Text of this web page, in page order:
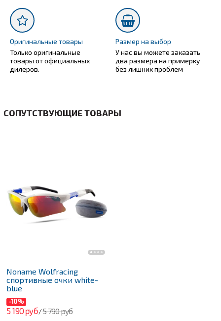
Оригинальные товары
Только оригинальные
товары от официальных
дилеров.
Размер на выбор
У нас вы можете заказать
два размера на примерку
без лишних проблем
СОПУТСТВУЮЩИЕ ТОВАРЫ
Noname Wolfracing
спортивные очки white-
blue
-10%
5 190 руб/5 790 руб